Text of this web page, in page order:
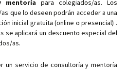
mentoría para colegiados/as. Los
que lo deseen podrán acceder a una
inicial gratuita (online o presencial) .
se aplicará un descuento especial del
as.
un servicio de consultoría y mentoría